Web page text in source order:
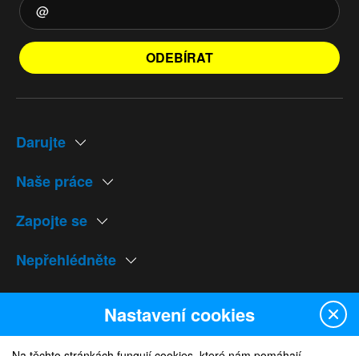
ODEBÍRAT
Darujte
Naše práce
Zapojte se
Nepřehlédněte
Naše weby
Nastavení cookies